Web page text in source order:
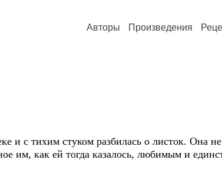
Авторы Произведения
и с тихим стуком разбилась о листок. Она
им, как ей тогда казалось, любимым и